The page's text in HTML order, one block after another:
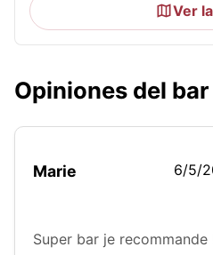
Ver
Opiniones del
Marie 6/5/
Super bar je recommande